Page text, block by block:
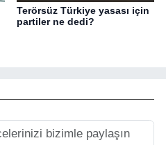
Terörsüz Türkiye yasası için
partiler ne dedi?